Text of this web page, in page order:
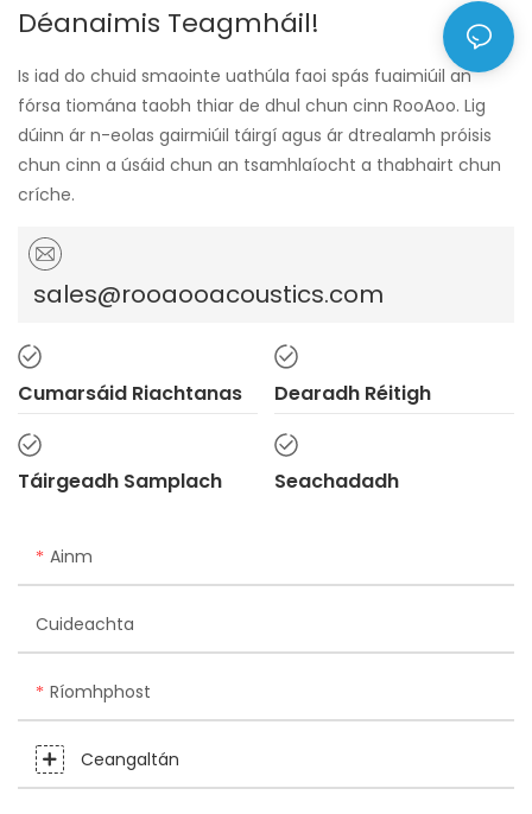
Déanaimis Teagmháil!
Is iad do chuid smaointe uathúla faoi spás fuaimiúil an
fórsa tiomána taobh thiar de dhul chun cinn RooAoo. Lig
dúinn ár n-eolas gairmiúil táirgí agus ár dtrealamh próisis
chun cinn a úsáid chun an tsamhlaíocht a thabhairt chun
críche.
sales@rooaooacoustics.com
Cumarsáid Riachtanas Dearadh Réitigh
Táirgeadh Samplach Seachadadh
Ainm
Cuideachta
Ríomhphost
Ceangaltán